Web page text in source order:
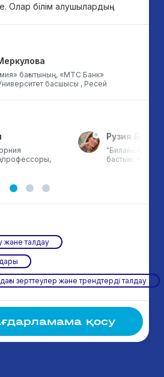
Олар білім алушылардың...
бағытының, «МТС Банк​​​​​​​»
басшысы ​​​​​​​, Ресей
Рузия
"Билайн
бастығы,
және талдау
зерттеулер және трендтерді талдау
қосу